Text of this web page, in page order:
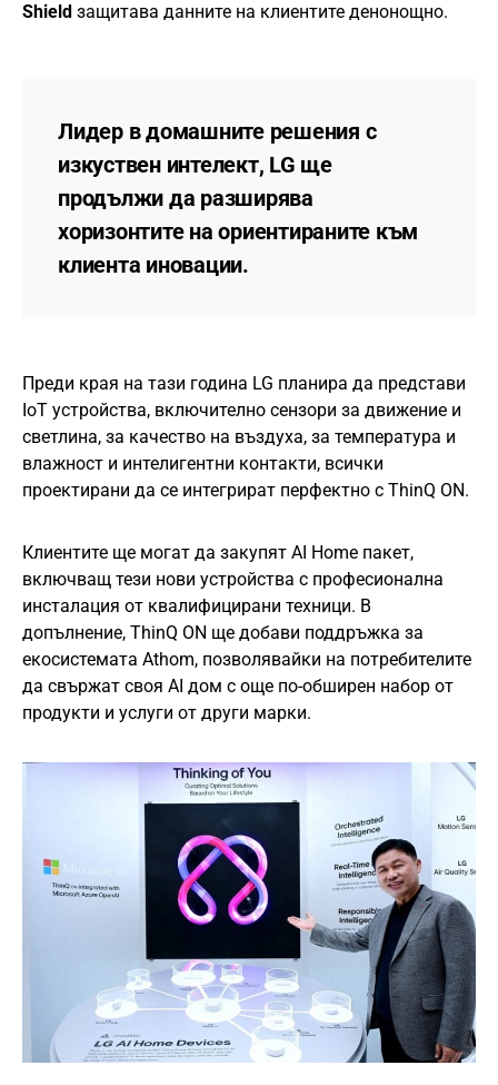
Shield защитава данните на клиентите денонощно.
Лидер в домашните решения с
изкуствен интелект, LG ще
продължи да разширява
хоризонтите на ориентираните към
клиента иновации.
Преди края на тази година LG планира да представи
IoT устройства, включително сензори за движение и
светлина, за качество на въздуха, за температура и
влажност и интелигентни контакти, всички
проектирани да се интегрират перфектно с ThinQ ON.
Клиентите ще могат да закупят AI Home пакет,
включващ тези нови устройства с професионална
инсталация от квалифицирани техници. В
допълнение, ThinQ ON ще добави поддръжка за
екосистемата Athom, позволявайки на потребителите
да свържат своя AI дом с още по-обширен набор от
продукти и услуги от други марки.